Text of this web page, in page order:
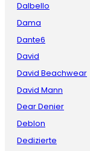
Dalbello
Dama
Dante6
David
David Beachwear
David Mann
Dear Denier
Deblon
Dedizierte